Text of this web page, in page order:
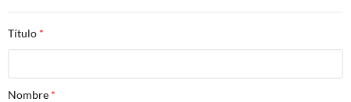
Título
Nombre